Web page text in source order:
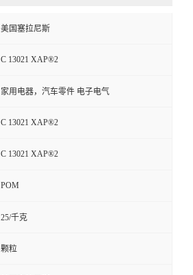
美国塞拉尼斯
C 13021 XAP®2
家用电器，汽车零件 电子电气
C 13021 XAP®2
C 13021 XAP®2
POM
25/千克
颗粒